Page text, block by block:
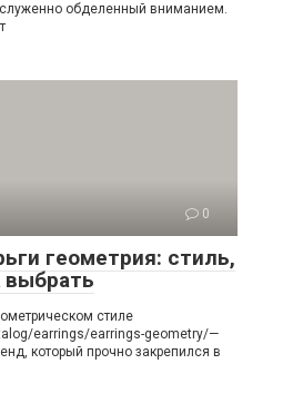
обделенный вниманием.
0
геометрия: стиль,
стиле
earrings/earrings-geometry/—
который прочно закрепился в